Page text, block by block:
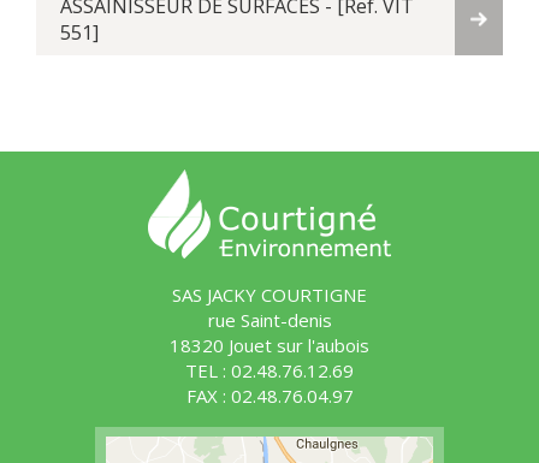
ASSAINISSEUR DE SURFACES - [Ref. VIT
551]
SAS JACKY COURTIGNE
rue Saint-denis
18320 Jouet sur l'aubois
TEL : 02.48.76.12.69
FAX : 02.48.76.04.97